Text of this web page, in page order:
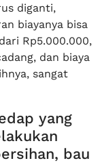
diganti,
biayanya bisa
Rp5.000.000,
dan biaya
sangat
yang
bau